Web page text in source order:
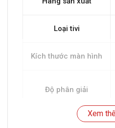
Loại tivi
Kích thước màn hình
Độ phân giải
Bluetooth
Xem